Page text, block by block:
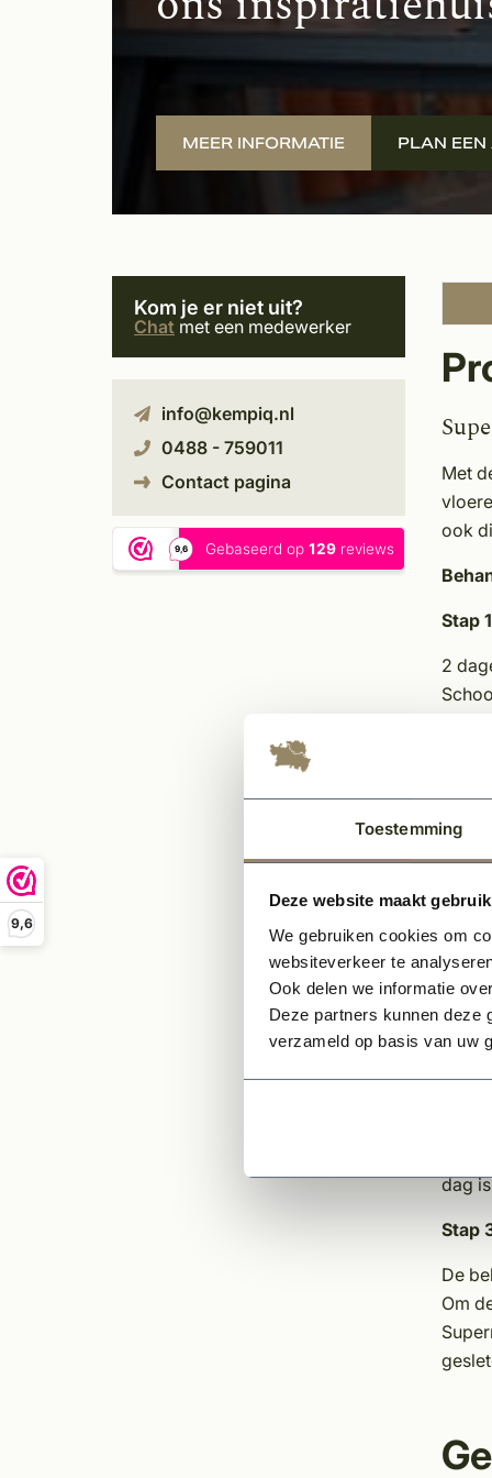
Toestemming
Deze website maakt
We gebruiken cookies om
websiteverkeer te
Ook delen we informatie
Deze partners kunnen deze
verzameld op basis van uw
9,6
MEER INFORMATIE PLAN
Kom je er niet uit?
Chat met een medewerker
info@kempiq.nl
0488 - 759011
Contact pagina
Met
ook
Stap
2
U
niet
Stap
U
een
u ‘s
dag
Stap
De
Om